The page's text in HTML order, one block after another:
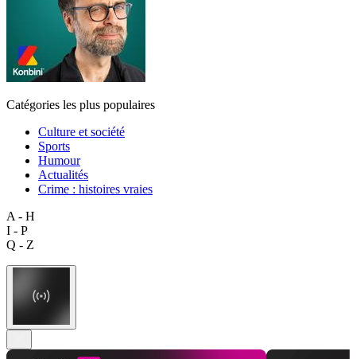
Catégories les plus populaires
Culture et société
Sports
Humour
Actualités
Crime : histoires vraies
A - H
I - P
Q - Z